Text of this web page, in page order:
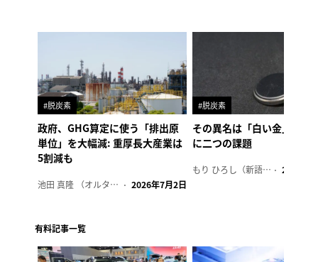
#脱炭素
政府、GHG算定に使う「排出原
単位」を大幅減: 重厚長大産業は
5割減も
池田 真隆 （オルタナ輪番編集長） 2026年7月2日
#脱炭素
その異名は「白い金」、リ
に二つの課題
もり ひろし（新語ウォッチャー） 2023年7
有料記事一覧